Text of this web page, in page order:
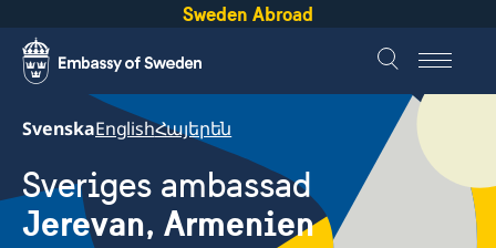
Sweden Abroad
SvenskaEnglishՀայերեն
Sveriges ambassad
Jerevan, Armenien